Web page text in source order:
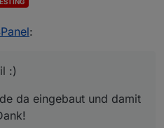
da eingebaut und damit
ich
= (((pageId + 1) %
:
:)
da eingebaut und damit